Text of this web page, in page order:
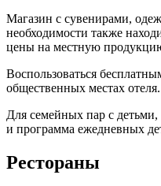
Магазин с сувенирами,
необходимости также
цены на местную
Воспользоваться
общественных местах отеля.
Для семейных пар с
и программа ежедневных
Рестораны